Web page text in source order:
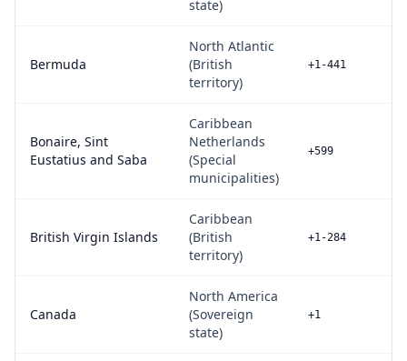
state)
Bermuda
North Atlantic
(British
territory)
+1-441
Bonaire, Sint
Eustatius and Saba
Caribbean
Netherlands
(Special
municipalities)
+599
British Virgin Islands
Caribbean
(British
territory)
+1-284
Canada
North America
(Sovereign
state)
+1